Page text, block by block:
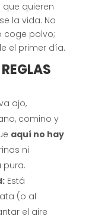
quieren
la vida. No
coge polvo;
el primer día.
ajo,
comino y
aquí no hay
ni
pura.
Está
(o al
el aire